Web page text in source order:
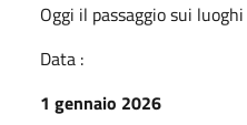
Oggi il passaggio sui
Data :
1 gennaio 2026